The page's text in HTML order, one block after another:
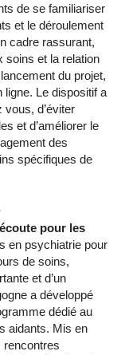
de se familiariser
et le déroulement
cadre rassurant,
soins et la relation
du projet,
ligne. Le dispositif a
d’éviter
et d’améliorer le
des
spécifiques de
pour les
en psychiatrie pour
de soins,
et d’un
a développé
dédié au
aidants. Mis en
rencontres